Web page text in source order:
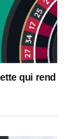
qui rend